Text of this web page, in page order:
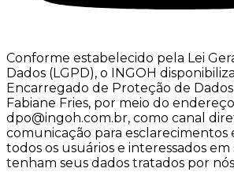
Conforme estabelecido pela Lei
Dados (LGPD), o INGOH
Encarregado de Proteção de Dados
Fabiane Fries, por meio do
dpo@ingoh.com.br, como canal
comunicação para esclarecimentos
todos os usuários e interessados em
tenham seus dados tratados por